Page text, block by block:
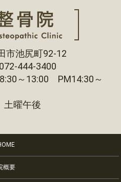
市池尻町92-12
444-3400
～13:00 PM14:30～
曜午後
概要